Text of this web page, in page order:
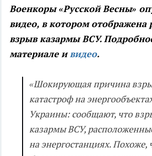
Военкоры «Русской Весны»
видео, в котором отображена
взрыв казармы ВСУ.
материале ивидео.
«Шокирующая причина
катастроф на
Украины: сообщают, что
казармы ВСУ,
на энергостанциях. Похоже,